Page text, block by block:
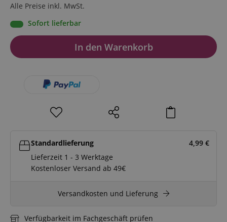
Alle Preise inkl. MwSt.
Sofort lieferbar
In den Warenkorb
Standardlieferung 4,99 €
Lieferzeit 1 - 3 Werktage
Kostenloser Versand ab 49€
Versandkosten und Lieferung
Verfügbarkeit im Fachgeschäft prüfen